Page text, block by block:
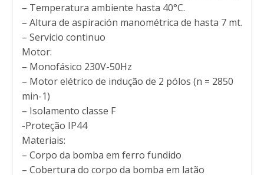
– Temperatura ambiente hasta 40°C.
– Altura de aspiración manométrica de hasta 7 mt.
– Servicio continuo
Motor:
– Monofásico 230V-50Hz
– Motor elétrico de indução de 2 pólos (n = 2850
min-1)
– Isolamento classe F
-Proteção IP44
Materiais:
– Corpo da bomba em ferro fundido
– Cobertura do corpo da bomba em latão